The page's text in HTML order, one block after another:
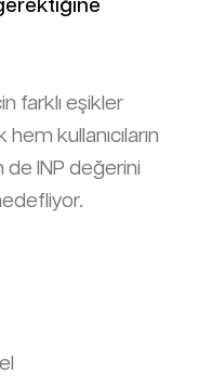
farklı eşikler
kullanıcıların
de INP değerini